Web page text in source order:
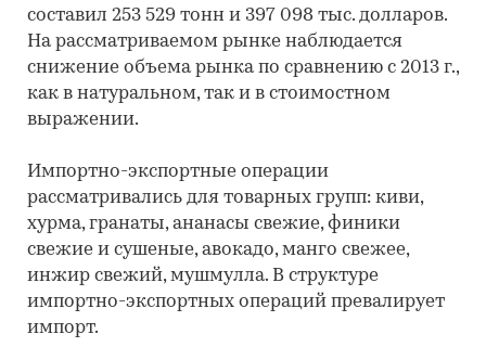
составил 253 529 тонн и 397 098 тыс. долларов.
На рассматриваемом рынке наблюдается
снижение объема рынка по сравнению с 2013 г.,
как в натуральном, так и в стоимостном
выражении.
Импортно-экспортные операции
рассматривались для товарных групп: киви,
хурма, гранаты, ананасы свежие, финики
свежие и сушеные, авокадо, манго свежее,
инжир свежий, мушмулла. В структуре
импортно-экспортных операций превалирует
импорт.